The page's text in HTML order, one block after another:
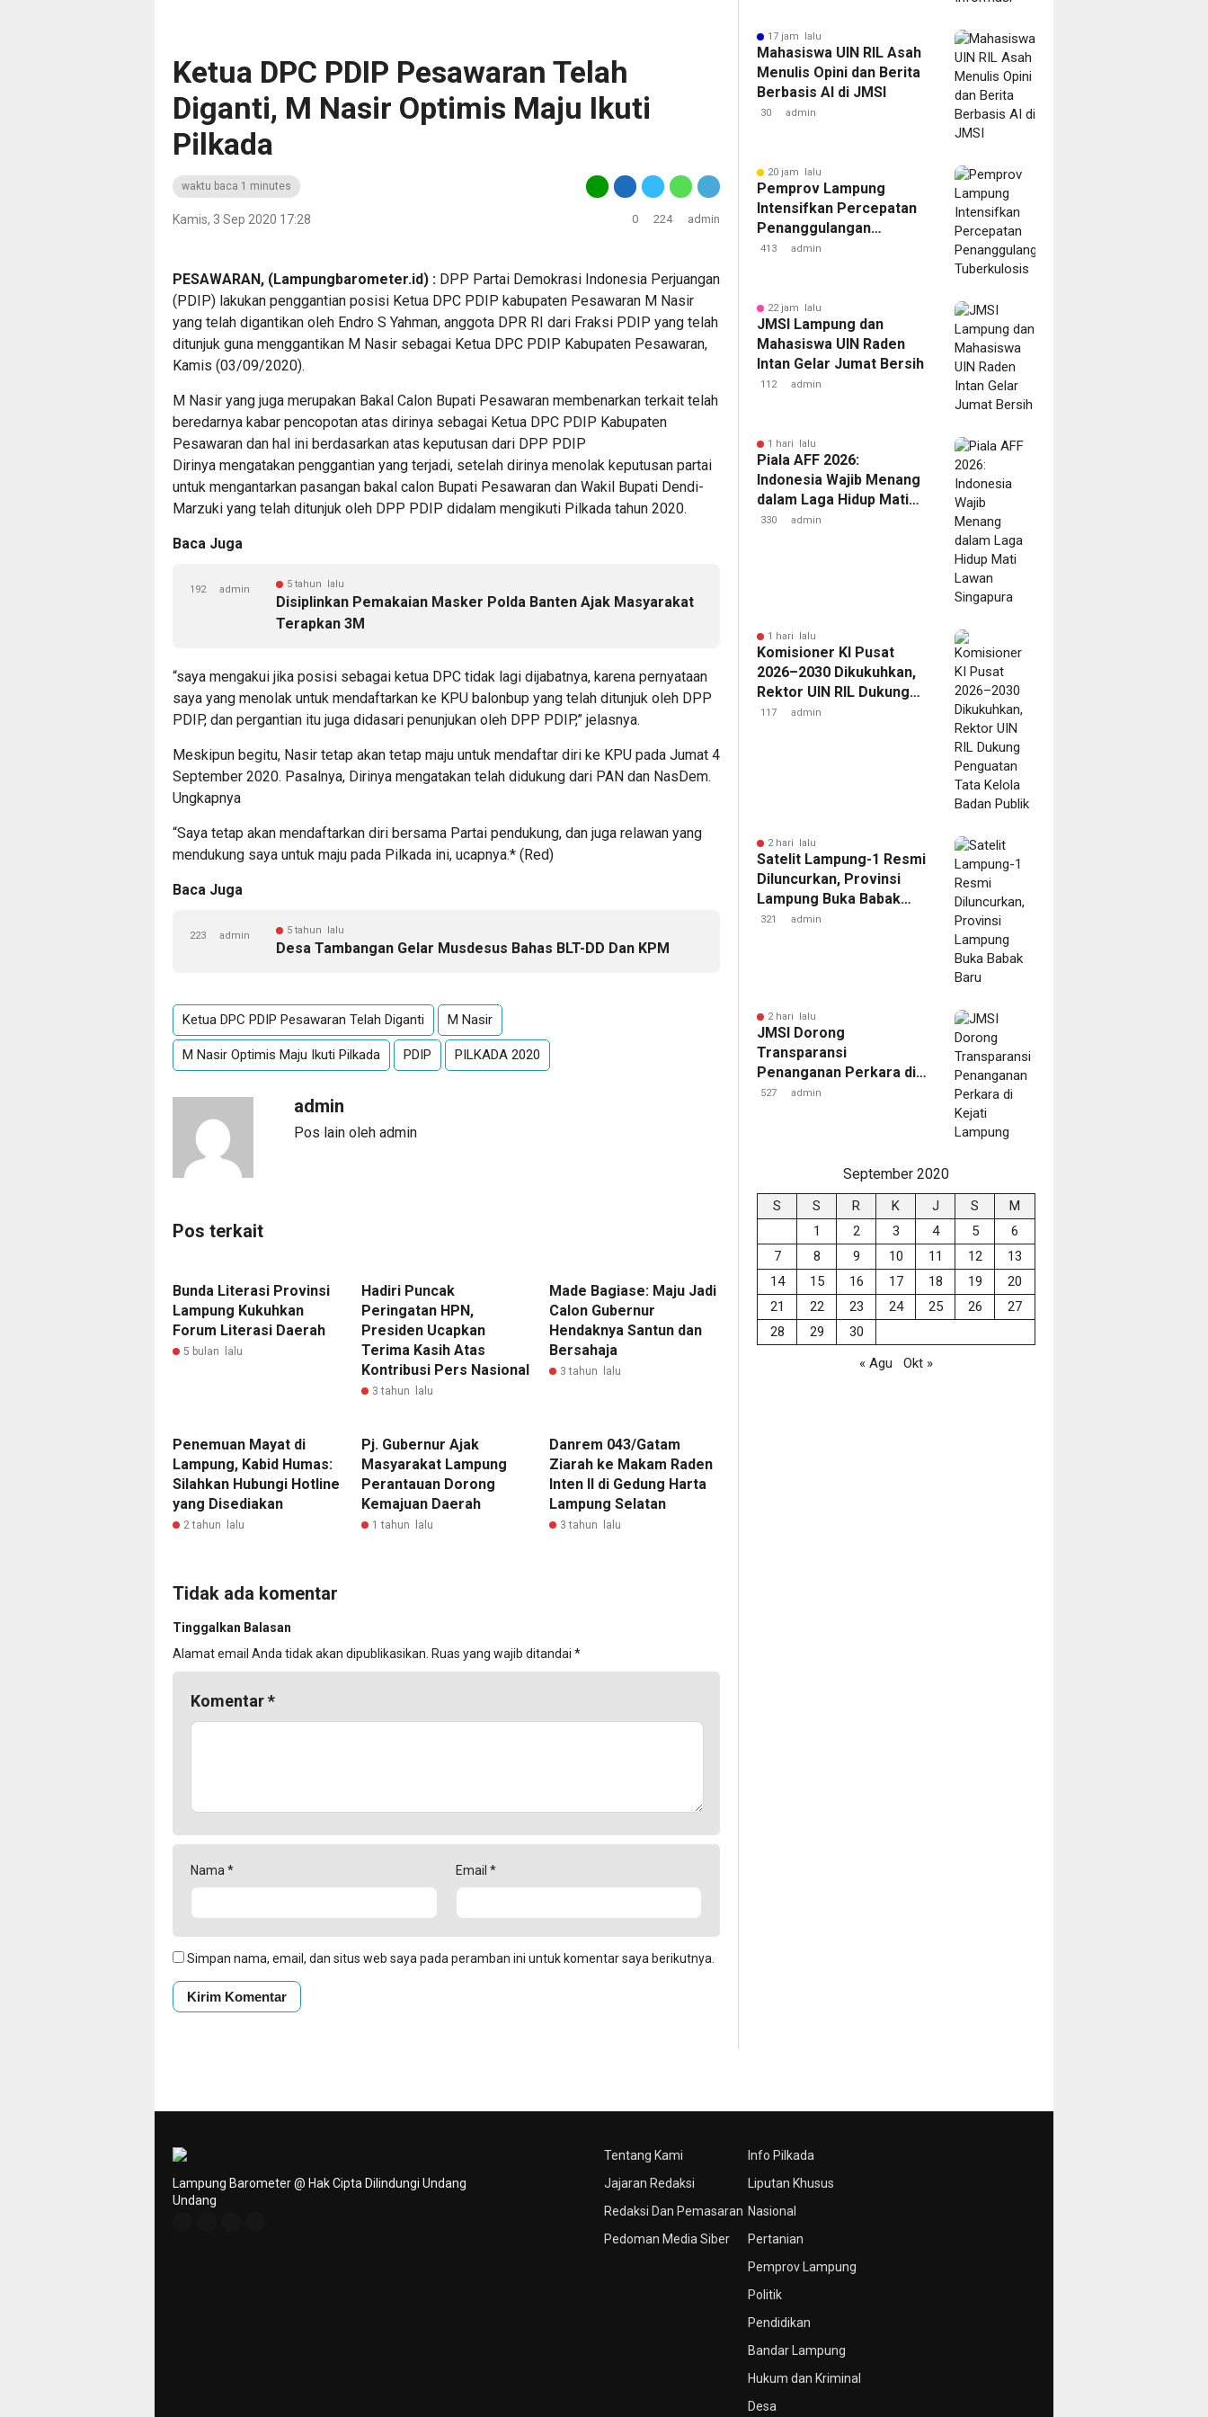
Ketua DPC PDIP Pesawaran Telah
Diganti, M Nasir Optimis Maju Ikuti
Pilkada
waktu baca 1 minutes
Kamis, 3 Sep 2020 17:28 0 224 admin
PESAWARAN, (Lampungbarometer.id) : DPP Partai Demokrasi Indonesia Perjuangan
(PDIP) lakukan penggantian posisi Ketua DPC PDIP kabupaten Pesawaran M Nasir
yang telah digantikan oleh Endro S Yahman, anggota DPR RI dari Fraksi PDIP yang telah
ditunjuk guna menggantikan M Nasir sebagai Ketua DPC PDIP Kabupaten Pesawaran,
Kamis (03/09/2020).
M Nasir yang juga merupakan Bakal Calon Bupati Pesawaran membenarkan terkait telah
beredarnya kabar pencopotan atas dirinya sebagai Ketua DPC PDIP Kabupaten
Pesawaran dan hal ini berdasarkan atas keputusan dari DPP PDIP
Dirinya mengatakan penggantian yang terjadi, setelah dirinya menolak keputusan partai
untuk mengantarkan pasangan bakal calon Bupati Pesawaran dan Wakil Bupati Dendi-
Marzuki yang telah ditunjuk oleh DPP PDIP didalam mengikuti Pilkada tahun 2020.
Baca Juga
5 tahun lalu
Disiplinkan Pemakaian Masker Polda Banten Ajak Masyarakat
Terapkan 3M
192 admin
“saya mengakui jika posisi sebagai ketua DPC tidak lagi dijabatnya, karena pernyataan
saya yang menolak untuk mendaftarkan ke KPU balonbup yang telah ditunjuk oleh DPP
PDIP, dan pergantian itu juga didasari penunjukan oleh DPP PDIP,” jelasnya.
Meskipun begitu, Nasir tetap akan tetap maju untuk mendaftar diri ke KPU pada Jumat 4
September 2020. Pasalnya, Dirinya mengatakan telah didukung dari PAN dan NasDem.
Ungkapnya
“Saya tetap akan mendaftarkan diri bersama Partai pendukung, dan juga relawan yang
mendukung saya untuk maju pada Pilkada ini, ucapnya.* (Red)
Baca Juga
5 tahun lalu
Desa Tambangan Gelar Musdesus Bahas BLT-DD Dan KPM
223 admin
Ketua DPC PDIP Pesawaran Telah Diganti M Nasir
M Nasir Optimis Maju Ikuti Pilkada PDIP PILKADA 2020
admin
Pos lain oleh admin
Pos terkait
Bunda Literasi Provinsi
Lampung Kukuhkan
Forum Literasi Daerah
5 bulan lalu
Hadiri Puncak
Peringatan HPN,
Presiden Ucapkan
Terima Kasih Atas
Kontribusi Pers Nasional
3 tahun lalu
Made Bagiase: Maju Jadi
Calon Gubernur
Hendaknya Santun dan
Bersahaja
3 tahun lalu
Penemuan Mayat di
Lampung, Kabid Humas:
Silahkan Hubungi Hotline
yang Disediakan
2 tahun lalu
Pj. Gubernur Ajak
Masyarakat Lampung
Perantauan Dorong
Kemajuan Daerah
1 tahun lalu
Danrem 043/Gatam
Ziarah ke Makam Raden
Inten II di Gedung Harta
Lampung Selatan
3 tahun lalu
Tidak ada komentar
Tinggalkan Balasan
Alamat email Anda tidak akan dipublikasikan. Ruas yang wajib ditandai *
Komentar*
Nama * Email *
Simpan nama, email, dan situs web saya pada peramban ini untuk komentar saya berikutnya.
17 jam lalu
Mahasiswa UIN RIL Asah
Menulis Opini dan Berita
Berbasis AI di JMSI
30 admin
20 jam lalu
Pemprov Lampung
Intensifkan Percepatan
Penanggulangan
Tuberkulosis
413 admin
22 jam lalu
JMSI Lampung dan
Mahasiswa UIN Raden
Intan Gelar Jumat Bersih
112 admin
1 hari lalu
Piala AFF 2026:
Indonesia Wajib Menang
dalam Laga Hidup Mati
Lawan Singapura
330 admin
1 hari lalu
Komisioner KI Pusat
2026–2030 Dikukuhkan,
Rektor UIN RIL Dukung
Penguatan Tata Kelola
117 admin
2 hari lalu
Satelit Lampung-1 Resmi
Diluncurkan, Provinsi
Lampung Buka Babak
Baru
321 admin
2 hari lalu
JMSI Dorong
Transparansi
Penanganan Perkara di
Kejati Lampung
527 admin
September 2020
S S R K J S
M
1
2 3 4 5
6
7
8 9 10 11 12
13
14
15 16 17 18 19
20
21
22 23 24 25 26
27
28
29
30
« Agu
Okt »
Tentang Kami
Jajaran Redaksi
Redaksi Dan Pemasaran
Pedoman Media Siber
Info Pilkada
Liputan Khusus
Nasional
Pertanian
Pemprov Lampung
Politik
Pendidikan
Bandar Lampung
Hukum dan Kriminal
Desa
Lampung Barometer @ Hak Cipta Dilindungi Undang
Undang